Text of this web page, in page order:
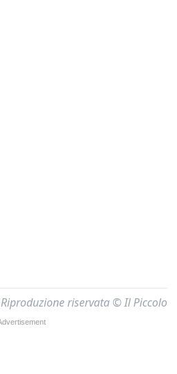
Riproduzione riservata © Il Piccolo